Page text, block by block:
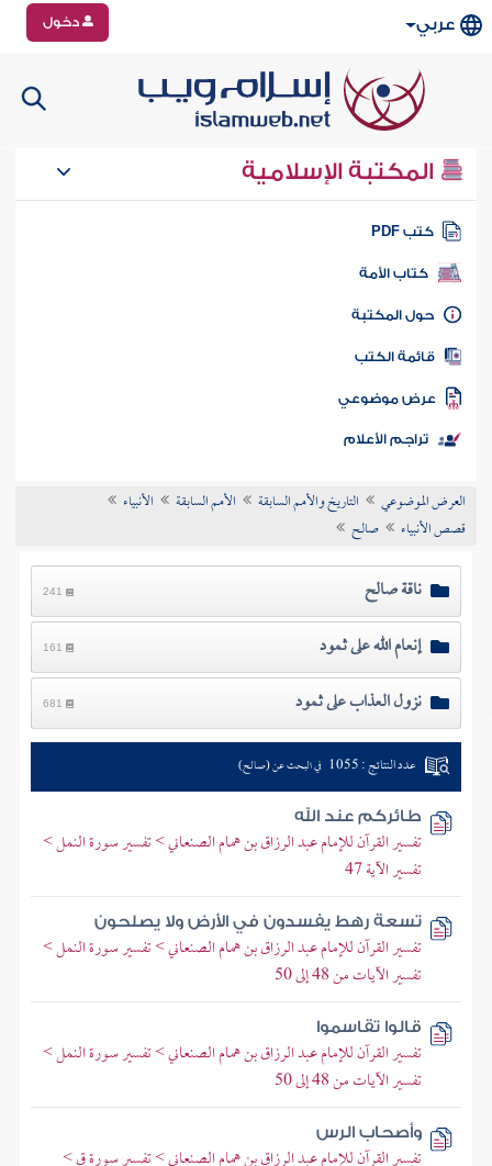
عربي دخول
المكتبة الإسلامية
كتب PDF
كتاب الأمة
المكتبة
الكتب
موضوعي
تراجم الأعلام
العرض الموضوعي التاريخ والأمم السابقة الأمم السابقة
الأنبياء
قصص الأنبياء
صالح
ناقة صالح 241
إنعام الله على ثمود 161
نزول العذاب على ثمود 681
عدد النتائج : 1055 في البحث عن (صالح)
طائركم عند الله
تفسير القرآن للإمام عبد الرزاق بن همام الصنعاني > تفسير سورة النمل >
تفسير الآية 47
تسعة رهط يفسدون في الأرض ولا يصلحون
تفسير القرآن للإمام عبد الرزاق بن همام الصنعاني > تفسير سورة النمل >
تفسير الآيات من 48 إلى 50
قالوا تقاسموا
تفسير القرآن للإمام عبد الرزاق بن همام الصنعاني > تفسير سورة النمل >
تفسير الآيات من 48 إلى 50
وأصحاب الرس
تفسير القرآن للإمام عبد الرزاق بن همام الصنعاني > تفسير سورة ق >